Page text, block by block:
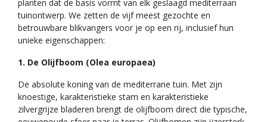
planten dat de basis vormt van elk geslaagd mediterraan
tuinontwerp. We zetten de vijf meest gezochte en
betrouwbare blikvangers voor je op een rij, inclusief hun
unieke eigenschappen:
1. De Olijfboom (Olea europaea)
De absolute koning van de mediterrane tuin. Met zijn
knoestige, karakteristieke stam en karakteristieke
zilvergrijze bladeren brengt de olijfboom direct die typische,